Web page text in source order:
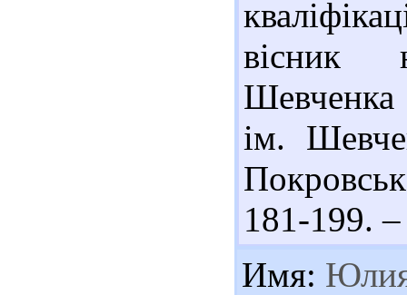
вісник
ім.
181-199. –
Имя: